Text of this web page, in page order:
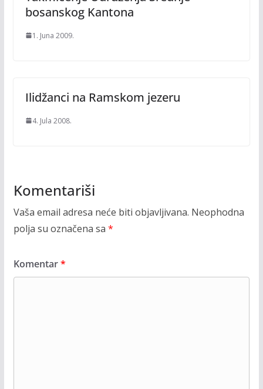
bosanskog Kantona
1. Juna 2009.
Ilidžanci na Ramskom jezeru
4. Jula 2008.
Komentariši
Vaša email adresa neće biti objavljivana. Neophodna
polja su označena sa *
Komentar*